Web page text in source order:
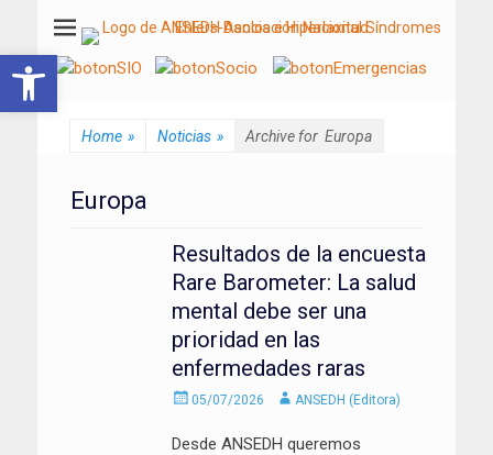
Abrir barra de herramientas
ANSEDH
Asociación Nacional del Síndrome de Ehlers-Danlos e Hiperlaxitud
Home » Noticias » Archive for Europa
Europa
Resultados de la encuesta
Rare Barometer: La salud
mental debe ser una
prioridad en las
enfermedades raras
Enviado
05/07/2026 AutorANSEDH (Editora)
Desde ANSEDH queremos